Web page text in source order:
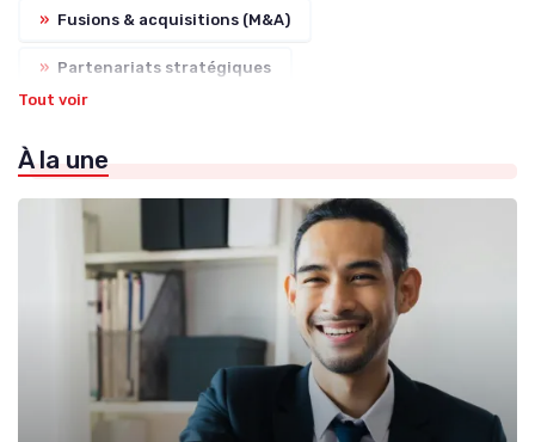
» Fusions & acquisitions (M&A)
» Partenariats stratégiques
» Création de synergies
Tout voir
À la une